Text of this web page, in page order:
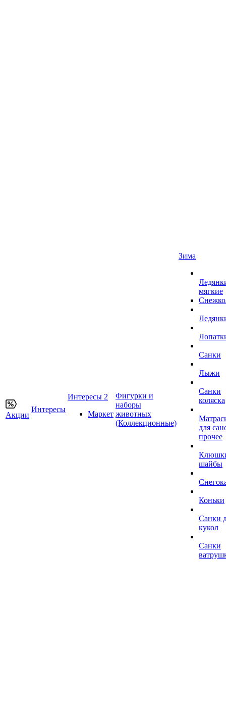
Акции
Интересы
Интересы 2
Маркет
Фигурки и
наборы
животных
(Коллекционные)
Зима
мягкие
Санки
Лыжи
Санки
коляска
для
прочее
шайбы
Коньки
Санки
кукол
Санки